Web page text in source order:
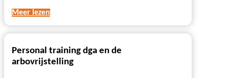
Meer lezen
Personal training dga en de
arbovrijstelling